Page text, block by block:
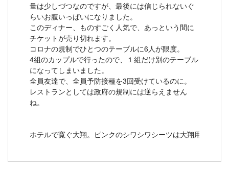
量は少しづつなのですが、最後には信じられないぐ
らいお腹いっぱいになりました。
このディナー、ものすごく人気で、あっという間に
チケットが売り切れます。
コロナの規制でひとつのテーブルに6人が限度。
4組のカップルで行ったので、１組だけ別のテーブル
になってしまいました。
全員友達で、全員予防接種を3回受けているのに。
レストランとしては政府の規制には逆らえません
ね。
ホテルで寛ぐ大翔。ピンクのシワシワシーツは大翔用です。